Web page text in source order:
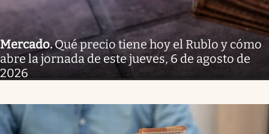
Mercado.Qué precio tiene hoy el Rublo y cómo
abre la jornada de este jueves, 6 de agosto de
2026